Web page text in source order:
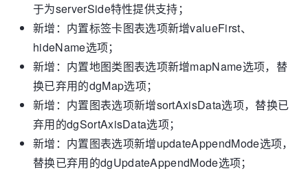
于为serverSide特性提供支持；
新增：内置标签卡图表选项新增valueFirst、
hideName选项；
新增：内置地图类图表选项新增mapName选项，替
换已弃用的dgMap选项；
新增：内置图表选项新增sortAxisData选项，替换已
弃用的dgSortAxisData选项；
新增：内置图表选项新增updateAppendMode选项，
替换已弃用的dgUpdateAppendMode选项；